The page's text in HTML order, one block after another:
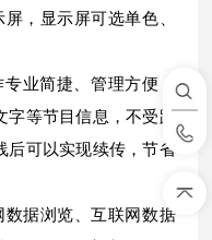
，显示屏可选单色、
业简捷、管理方便，
字等节目信息，不受距
后可以实现续传，节省
据浏览、互联网数据